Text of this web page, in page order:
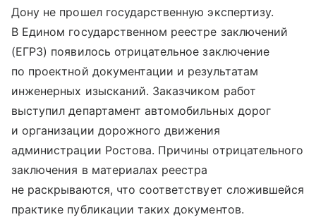
Дону не прошел государственную экспертизу.
В Едином государственном реестре заключений
(ЕГРЗ) появилось отрицательное заключение
по проектной документации и результатам
инженерных изысканий. Заказчиком работ
выступил департамент автомобильных дорог
и организации дорожного движения
администрации Ростова. Причины отрицательного
заключения в материалах реестра
не раскрываются, что соответствует сложившейся
практике публикации таких документов.